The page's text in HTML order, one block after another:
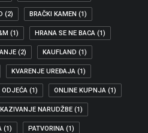
(2) BRAČKI KAMEN (1)
(1) HRANA SE NE BACA (1)
(2) KAUFLAND (1)
KVARENJE UREĐAJA (1)
ODJEĆA (1) ONLINE KUPNJA (1)
NARUDŽBE (1)
(1) PATVORINA (1)